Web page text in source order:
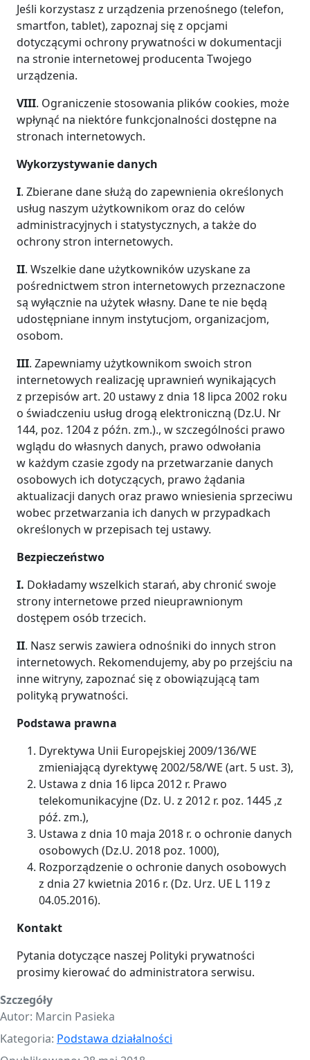
Jeśli korzystasz z urządzenia przenośnego (telefon,
smartfon, tablet), zapoznaj się z opcjami
dotyczącymi ochrony prywatności w dokumentacji
na stronie internetowej producenta Twojego
urządzenia.
VIII. Ograniczenie stosowania plików cookies, może
wpłynąć na niektóre funkcjonalności dostępne na
stronach internetowych.
Wykorzystywanie danych
I. Zbierane dane służą do zapewnienia określonych
usług naszym użytkownikom oraz do celów
administracyjnych i statystycznych, a także do
ochrony stron internetowych.
II. Wszelkie dane użytkowników uzyskane za
pośrednictwem stron internetowych przeznaczone
są wyłącznie na użytek własny. Dane te nie będą
udostępniane innym instytucjom, organizacjom,
osobom.
III. Zapewniamy użytkownikom swoich stron
internetowych realizację uprawnień wynikających
z przepisów art. 20 ustawy z dnia 18 lipca 2002 roku
o świadczeniu usług drogą elektroniczną (Dz.U. Nr
144, poz. 1204 z późn. zm.)., w szczególności prawo
wglądu do własnych danych, prawo odwołania
w każdym czasie zgody na przetwarzanie danych
osobowych ich dotyczących, prawo żądania
aktualizacji danych oraz prawo wniesienia sprzeciwu
wobec przetwarzania ich danych w przypadkach
określonych w przepisach tej ustawy.
Bezpieczeństwo
I. Dokładamy wszelkich starań, aby chronić swoje
strony internetowe przed nieuprawnionym
dostępem osób trzecich.
II. Nasz serwis zawiera odnośniki do innych stron
internetowych. Rekomendujemy, aby po przejściu na
inne witryny, zapoznać się z obowiązującą tam
polityką prywatności.
Podstawa prawna
Dyrektywa Unii Europejskiej 2009/136/WE
zmieniającą dyrektywę 2002/58/WE (art. 5 ust. 3),
Ustawa z dnia 16 lipca 2012 r. Prawo
telekomunikacyjne (Dz. U. z 2012 r. poz. 1445 ,z
póź. zm.),
Ustawa z dnia 10 maja 2018 r. o ochronie danych
osobowych (Dz.U. 2018 poz. 1000),
Rozporządzenie o ochronie danych osobowych
z dnia 27 kwietnia 2016 r. (Dz. Urz. UE L 119 z
04.05.2016).
Kontakt
Pytania dotyczące naszej Polityki prywatności
prosimy kierować do administratora serwisu.
Szczegóły
Autor: Marcin Pasieka
Kategoria: Podstawa działalności